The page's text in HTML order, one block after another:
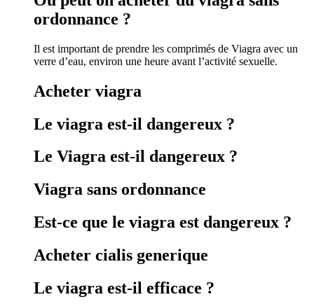
ordonnance ?
Il est important de prendre les comprimés de Viagra avec un
verre d’eau, environ une heure avant l’activité sexuelle.
Acheter viagra
Le viagra est-il dangereux ?
Le Viagra est-il dangereux ?
Viagra sans ordonnance
Est-ce que le viagra est dangereux ?
Acheter cialis generique
Le viagra est-il efficace ?